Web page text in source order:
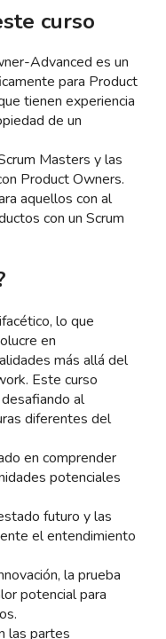
curso
Advanced es un
para Product
tienen experiencia
de un
Masters y las
Product Owners.
aquellos con al
con un Scrum
lo que
en
más allá del
Este curso
al
diferentes del
en comprender
potenciales
futuro y las
el entendimiento
la prueba
potencial para
las partes